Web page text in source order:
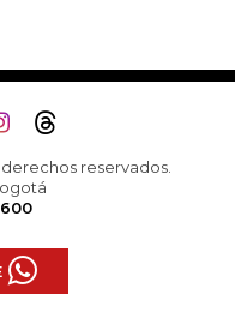
reservados.